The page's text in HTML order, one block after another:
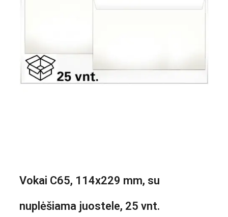
Vokai C65, 114x229 mm, su
nuplėšiama juostele, 25 vnt.